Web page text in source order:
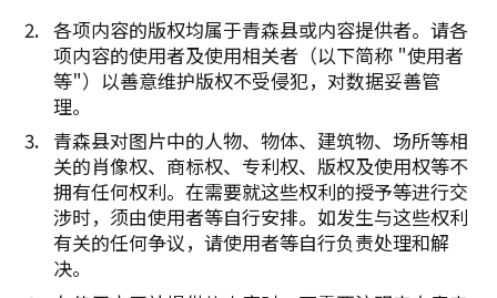
各项内容的版权均属于青森县或内容提供者。请各
项内容的使用者及使用相关者（以下简称 "使用者
等"）以善意维护版权不受侵犯，对数据妥善管
理。
青森县对图片中的人物、物体、建筑物、场所等相
关的肖像权、商标权、专利权、版权及使用权等不
拥有任何权利。在需要就这些权利的授予等进行交
涉时，须由使用者等自行安排。如发生与这些权利
有关的任何争议，请使用者等自行负责处理和解
决。